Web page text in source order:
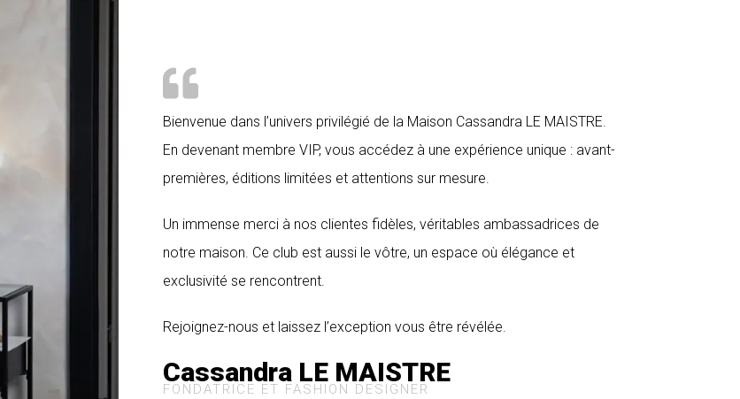
Bienvenue dans l’univers privilégié de la Maison Cassandra LE MAISTRE.
En devenant membre VIP, vous accédez à une expérience unique : avant-
premières, éditions limitées et attentions sur mesure.
Un immense merci à nos clientes fidèles, véritables ambassadrices de
notre maison. Ce club est aussi le vôtre, un espace où élégance et
exclusivité se rencontrent.
Rejoignez-nous et laissez l’exception vous être révélée.
Cassandra LE MAISTRE
FONDATRICE ET FASHION DESIGNER